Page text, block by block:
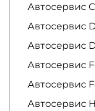
Автосервис
Автосервис
Автосервис
Автосервис
Автосервис
Автосервис